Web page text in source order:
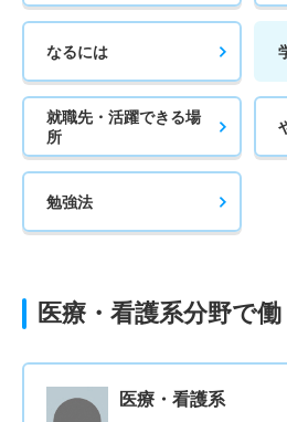
なるには
就職先・活躍できる場
所
勉強法
医療・看護系分野で
医療・看護系